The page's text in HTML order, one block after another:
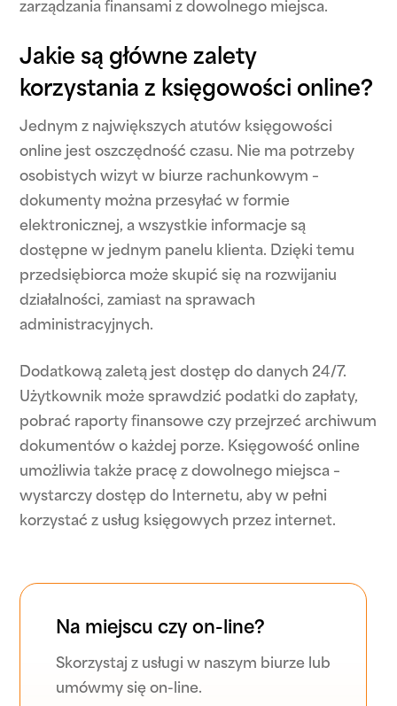
zarządzania finansami z dowolnego miejsca.
Jakie są główne zalety
korzystania z księgowości online?
Jednym z największych atutów księgowości
online jest oszczędność czasu. Nie ma potrzeby
osobistych wizyt w biurze rachunkowym –
dokumenty można przesyłać w formie
elektronicznej, a wszystkie informacje są
dostępne w jednym panelu klienta. Dzięki temu
przedsiębiorca może skupić się na rozwijaniu
działalności, zamiast na sprawach
administracyjnych.
Dodatkową zaletą jest dostęp do danych 24/7.
Użytkownik może sprawdzić podatki do zapłaty,
pobrać raporty finansowe czy przejrzeć archiwum
dokumentów o każdej porze. Księgowość online
umożliwia także pracę z dowolnego miejsca –
wystarczy dostęp do Internetu, aby w pełni
korzystać z usług księgowych przez internet.
Na miejscu czy on-line?
Skorzystaj z usługi w naszym biurze lub
umówmy się on-line.